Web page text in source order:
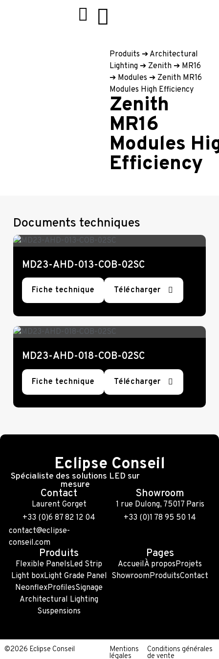
Produits ➔ Architectural
Lighting ➔ Zenith ➔ MR16
➔ Modules ➔ Zenith MR16
Modules High Efficiency
Zenith
MR16
Modules
Efficiency
Documents techniques
MD23-AHD-013-COB-02SC
Fiche technique Télécharger
MD23-AHD-018-COB-02SC
Fiche technique Télécharger
Eclipse Conseil
Spécialiste des solutions LED sur
mesure
Contact
Laurent Gorget
+33 (0)6 87 82 12 04
contact@eclipse-
conseil.com
Showroom
1 rue Dulong, 75017 Paris
+33 (0)1 78 95 50 14
Produits
Flexible PanelsLed Strip
Light boxLight Grade Panel
NeonflexProfilesSignage
Architectural Lighting
Suspensions
Pages
AccueilÀ proposProjets
ShowroomProduitsContact
©2026 Eclipse Conseil Mentions
légales
Conditions générales
de vente